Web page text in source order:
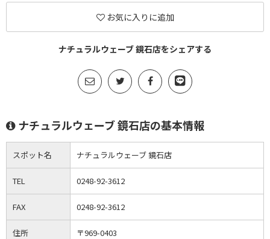
お気に入りに追加
ナチュラルウェーブ 鏡石店をシェアする
ナチュラルウェーブ 鏡石店の基本情報
スポット名 ナチュラルウェーブ 鏡石店
TEL 0248-92-3612
FAX 0248-92-3612
住所
〒969-0403